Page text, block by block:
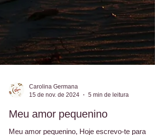
15 de nov. de 2024
5 min de leitura